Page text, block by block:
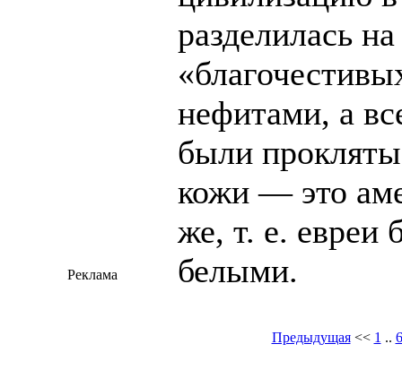
разделилась
нефитами, а
были
кожи — это
же, т. е. евреи
белыми.
Предыдущая<< 1 ..
Реклама